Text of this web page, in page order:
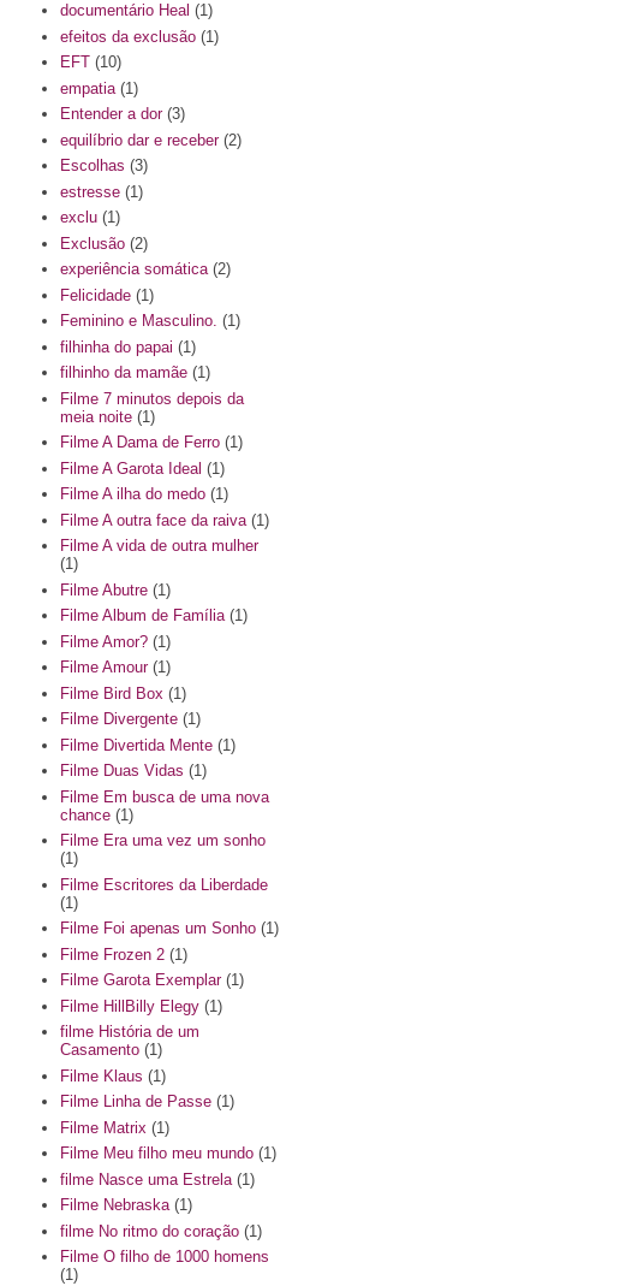
documentário Heal (1)
efeitos da exclusão (1)
EFT (10)
empatia (1)
Entender a dor (3)
equilíbrio dar e receber (2)
Escolhas (3)
estresse (1)
exclu (1)
Exclusão (2)
experiência somática (2)
Felicidade (1)
Feminino e Masculino. (1)
filhinha do papai (1)
filhinho da mamãe (1)
Filme 7 minutos depois da
meia noite (1)
Filme A Dama de Ferro (1)
Filme A Garota Ideal (1)
Filme A ilha do medo (1)
Filme A outra face da raiva (1)
Filme A vida de outra mulher
(1)
Filme Abutre (1)
Filme Album de Família (1)
Filme Amor? (1)
Filme Amour (1)
Filme Bird Box (1)
Filme Divergente (1)
Filme Divertida Mente (1)
Filme Duas Vidas (1)
Filme Em busca de uma nova
chance (1)
Filme Era uma vez um sonho
(1)
Filme Escritores da Liberdade
(1)
Filme Foi apenas um Sonho (1)
Filme Frozen 2 (1)
Filme Garota Exemplar (1)
Filme HillBilly Elegy (1)
filme História de um
Casamento (1)
Filme Klaus (1)
Filme Linha de Passe (1)
Filme Matrix (1)
Filme Meu filho meu mundo (1)
filme Nasce uma Estrela (1)
Filme Nebraska (1)
filme No ritmo do coração (1)
Filme O filho de 1000 homens
(1)